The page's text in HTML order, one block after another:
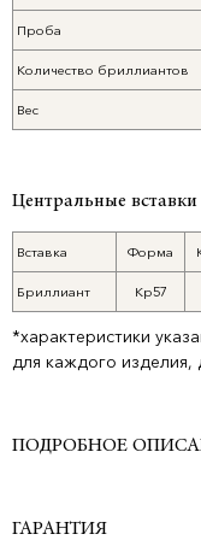
Проба
Количество бриллиантов
Вес
Центральные вставки
Вставка Форма
Бриллиант Кр57
*характеристики
для каждого изделия,
ПОДРОБНОЕ
ГАРАНТИЯ